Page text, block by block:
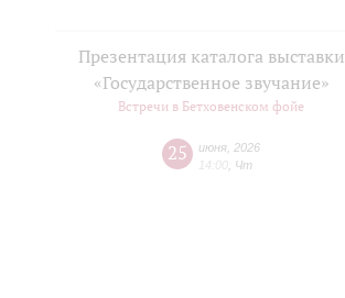
Презентация каталога выставки
«Государственное звучание»
Встречи в Бетховенском фойе
25 июня 2026
14:00 Чт